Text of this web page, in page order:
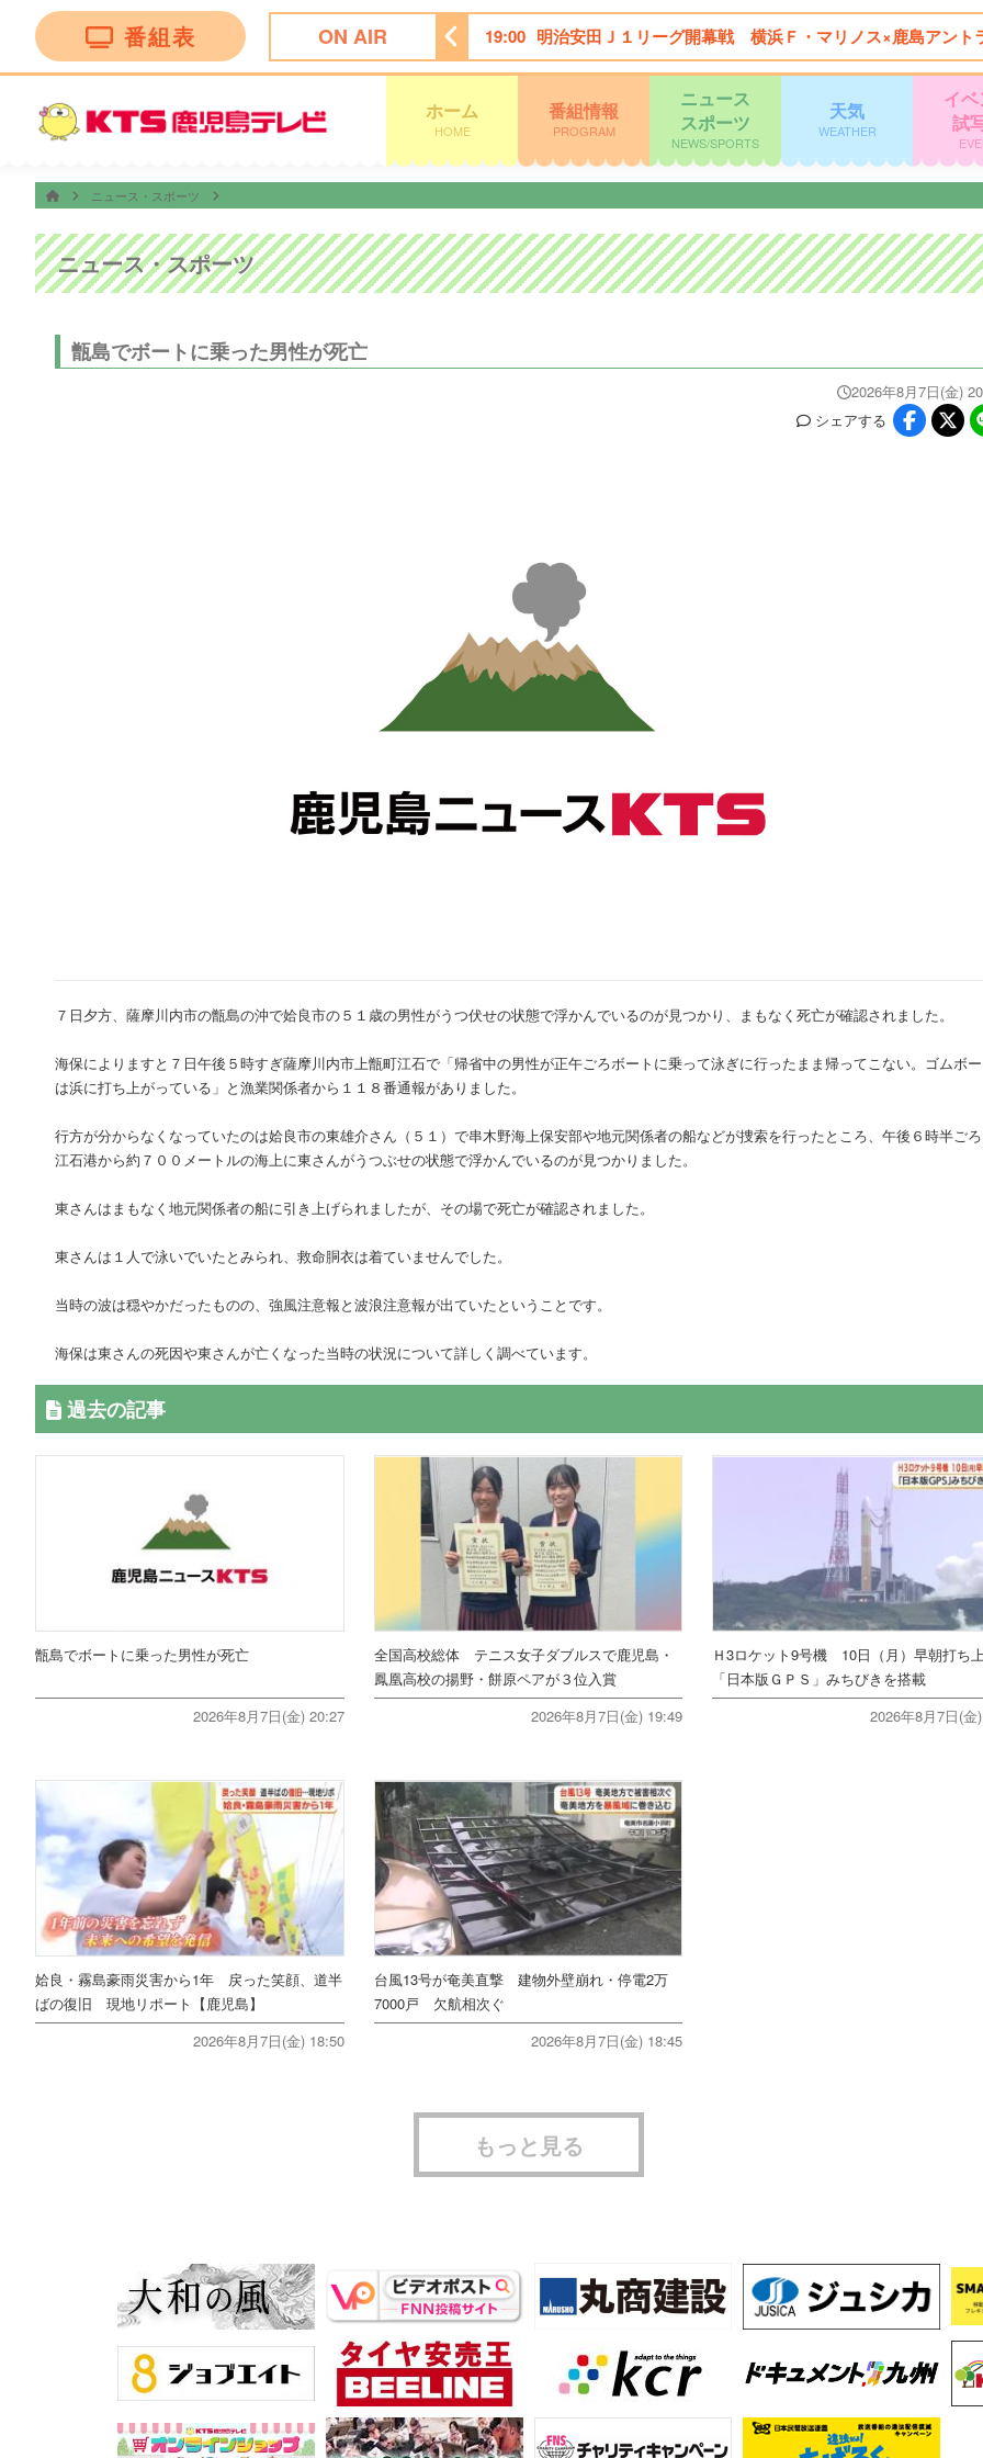
番組表 ON AIR
ｅｗｓ イット！第１部 18:09 ＫＴＳライブニュース 19:00 明治安田Ｊ１リーグ開幕戦 横浜Ｆ・マリノス×鹿島アント
ホーム
HOME
番組情報
PROGRAM
ニュース
スポーツ
NEWS/SPORTS
天気
WEATHER
イ
試
ニュース・スポーツ
ニュース・スポーツ
甑島でボートに乗った男性が死亡
2026年8月7日(金)
シェアする
７日夕方、薩摩川内市の甑島の沖で姶良市の５１歳の男性がうつ伏せの状態で浮かんでいるのが見つかり、まもなく死亡が確認されました。
海保によりますと７日午後５時すぎ薩摩川内市上甑町江石で「帰省中の男性が正午ごろボートに乗って泳ぎに行ったまま帰ってこない。ゴムボ
は浜に打ち上がっている」と漁業関係者から１１８番通報がありました。
行方が分からなくなっていたのは姶良市の東雄介さん（５１）で串木野海上保安部や地元関係者の船などが捜索を行ったところ、午後６時半ご
江石港から約７００メートルの海上に東さんがうつぶせの状態で浮かんでいるのが見つかりました。
東さんはまもなく地元関係者の船に引き上げられましたが、その場で死亡が確認されました。
東さんは１人で泳いでいたとみられ、救命胴衣は着ていませんでした。
当時の波は穏やかだったものの、強風注意報と波浪注意報が出ていたということです。
海保は東さんの死因や東さんが亡くなった当時の状況について詳しく調べています。
過去の記事
甑島でボートに乗った男性が死亡
2026年8月7日(金) 20:27
全国高校総体 テニス女子ダブルスで鹿児島・
鳳凰高校の揚野・餅原ペアが３位入賞
2026年8月7日(金) 19:49
Ｈ3ロケット9号機 10日（月）早朝打
「日本版ＧＰＳ」みちびきを搭載
2026年8月7日(金
姶良・霧島豪雨災害から1年 戻った笑顔、道半
ばの復旧 現地リポート【鹿児島】
2026年8月7日(金) 18:50
台風13号が奄美直撃 建物外壁崩れ・停電2万
7000戸 欠航相次ぐ
2026年8月7日(金) 18:45
もっと見る